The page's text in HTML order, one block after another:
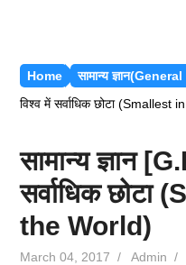
Home सामान्य
विश्व में सर्वाधिक छोटा (Smallest
सामान्य ज्ञान
सर्वाधिक छोटा
the World)
March 04, 2017 /Admin /